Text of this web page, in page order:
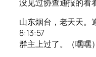
没见过协查通报的看
山东烟台，老天天。
8:13:57
群主上过了。（嘿嘿）